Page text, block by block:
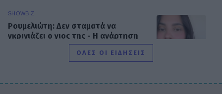
SHOWBIZ
Ρουμελιώτη: Δεν σταματά να
γκρινιάζει ο γιος της - Η ανάρτηση
και οι απορίες της νέας μαμάς
ΟΛΕΣ ΟΙ ΕΙΔΗΣΕΙΣ